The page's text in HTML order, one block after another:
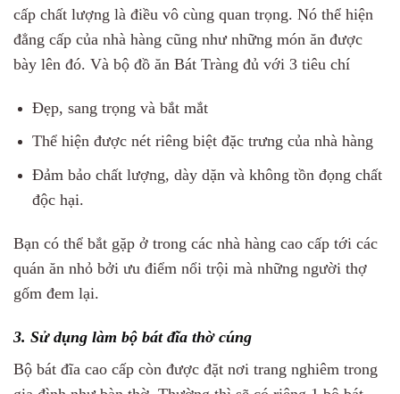
cấp chất lượng là điều vô cùng quan trọng. Nó thể hiện
đẳng cấp của nhà hàng cũng như những món ăn được
bày lên đó. Và bộ đồ ăn Bát Tràng đủ với 3 tiêu chí
Đẹp, sang trọng và bắt mắt
Thể hiện được nét riêng biệt đặc trưng của nhà hàng
Đảm bảo chất lượng, dày dặn và không tồn đọng chất
độc hại.
Bạn có thể bắt gặp ở trong các nhà hàng cao cấp tới các
quán ăn nhỏ bởi ưu điểm nổi trội mà những người thợ
gốm đem lại.
3. Sử dụng làm bộ bát đĩa thờ cúng
Bộ bát đĩa cao cấp còn được đặt nơi trang nghiêm trong